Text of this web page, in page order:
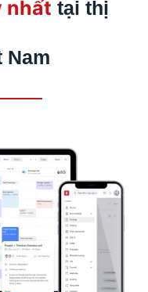
nhất tại thị